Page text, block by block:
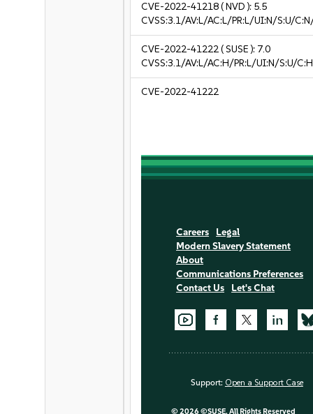
CVE-2022-41218( NVD ): 5.5
CVSS:3.1/AV:L/AC:L/PR:L/UI:N/S:U/
CVE-2022-41222( SUSE ): 7.0
CVSS:3.1/AV:L/AC:H/PR:L/UI:N/S:U/
CVE-2022-41222
Careers
Legal
Modern Slavery Statement
About
Communications Preferences
Contact Us
Let's Chat
Support: Open a Support Case
© 2026 ©SUSE, All Rights Reserved